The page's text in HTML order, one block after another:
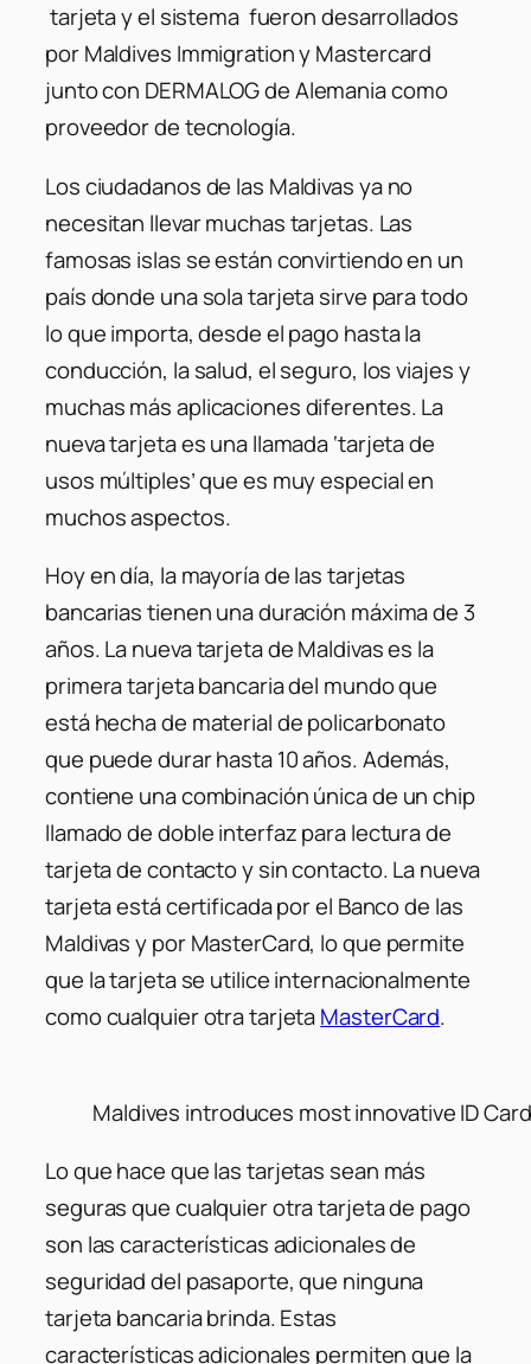
tarjeta y el sistema fueron desarrollados
por Maldives Immigration y Mastercard
junto con DERMALOG de Alemania como
proveedor de tecnología.
Los ciudadanos de las Maldivas ya no
necesitan llevar muchas tarjetas. Las
famosas islas se están convirtiendo en un
país donde una sola tarjeta sirve para todo
lo que importa, desde el pago hasta la
conducción, la salud, el seguro, los viajes y
muchas más aplicaciones diferentes. La
nueva tarjeta es una llamada ‘tarjeta de
usos múltiples’ que es muy especial en
muchos aspectos.
Hoy en día, la mayoría de las tarjetas
bancarias tienen una duración máxima de 3
años. La nueva tarjeta de Maldivas es la
primera tarjeta bancaria del mundo que
está hecha de material de policarbonato
que puede durar hasta 10 años. Además,
contiene una combinación única de un chip
llamado de doble interfaz para lectura de
tarjeta de contacto y sin contacto. La nueva
tarjeta está certificada por el Banco de las
Maldivas y por MasterCard, lo que permite
que la tarjeta se utilice internacionalmente
como cualquier otra tarjetaMasterCard.
Maldives introduces most innovative ID
Lo que hace que las tarjetas sean más
seguras que cualquier otra tarjeta de pago
son las características adicionales de
seguridad del pasaporte, que ninguna
tarjeta bancaria brinda. Estas
características adicionales permiten que la